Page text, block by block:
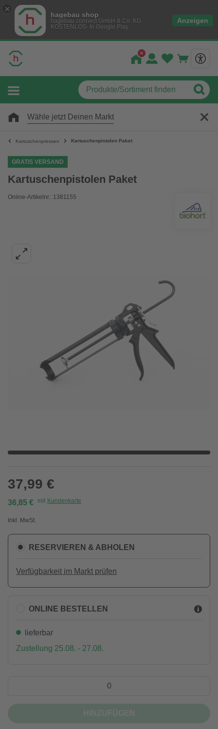
hagebau shop
hagebau connect GmbH & Co. KG
KOSTENLOS- In Google Play
Anzeigen
Wähle jetzt Deinen Markt
Kartuschenpressen Kartuschenpistolen Paket
GRATIS VERSAND
Kartuschenpistolen Paket
Online-Artikelnr.: 1381155
37,99 €
36,85 € mit Kundenkarte
Inkl. MwSt.
RESERVIEREN & ABHOLEN
Verfügbarkeit im Markt prüfen
ONLINE BESTELLEN
lieferbar
Zustellung 25.08. - 27.08.